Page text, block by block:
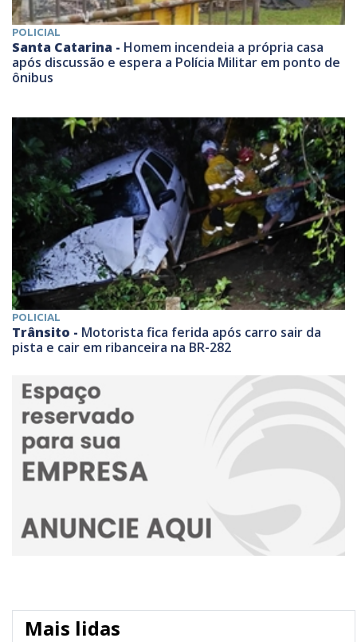
POLICIAL
Santa Catarina - Homem incendeia a própria casa
após discussão e espera a Polícia Militar em ponto de
ônibus
POLICIAL
Trânsito - Motorista fica ferida após carro sair da
pista e cair em ribanceira na BR-282
Mais lidas